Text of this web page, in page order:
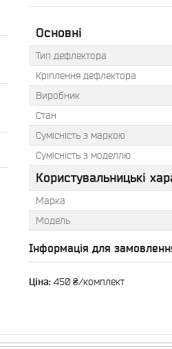
Основні
Тип дефлектора
Кріплення дефлектора
Виробник
Стан
Сумісність з маркою
Сумісність з моделлю
Користувальницькі
Марка
Модель
Інформація для
Ціна: 450 ₴/комплект